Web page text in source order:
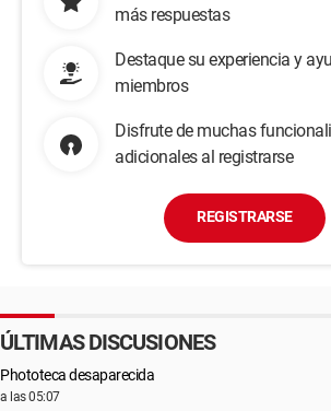
más respuestas
Destaque su experiencia y
miembros
Disfrute de muchas
adicionales al registrarse
REGISTRARSE
ÚLTIMAS DISCUSIONES
Phototeca desaparecida
a las 05:07